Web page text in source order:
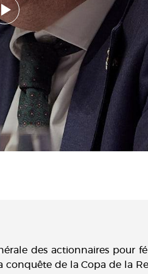
des actionnaires pour
conquête de la Copa de la